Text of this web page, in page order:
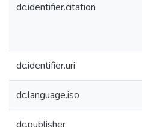
dc.identifier.citation
dc.identifier.uri
dc.language.iso